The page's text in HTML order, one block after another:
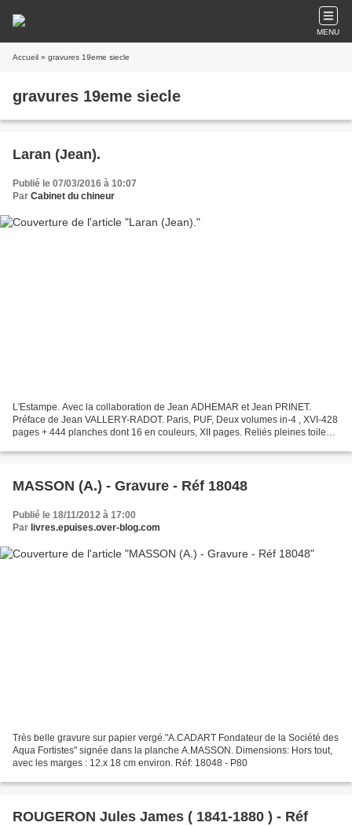
MENU
Accueil » gravures 19eme siecle
gravures 19eme siecle
Laran (Jean).
Publié le 07/03/2016 à 10:07
Par Cabinet du chineur
L'Estampe. Avec la collaboration de Jean ADHEMAR et Jean PRINET.
Préface de Jean VALLERY-RADOT. Paris, PUF, Deux volumes in-4 , XVI-428
pages + 444 planches dont 16 en couleurs, XII pages. Reliés pleines toiles
MASSON (A.) - Gravure - Réf 18048
Publié le 18/11/2012 à 17:00
Par livres.epuises.over-blog.com
Très belle gravure sur papier vergé."A.CADART Fondateur de la Société des
Aqua Fortistes" signée dans la planche A.MASSON. Dimensions: Hors tout,
avec les marges : 12.x 18 cm environ. Réf: 18048 - P80
ROUGERON Jules James ( 1841-1880 ) - Réf